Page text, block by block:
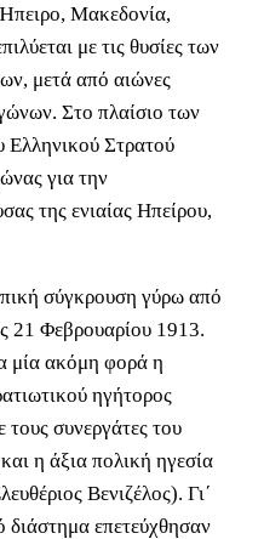
Μακεδονία,
με τις θυσίες των
μετά από αιώνες
Στο πλαίσιο των
Ελληνικού Στρατού
για την
της ενιαίας Ηπείρου,
σύγκρουση γύρω από
21 Φεβρουαρίου 1913.
μία ακόμη φορά η
ηγήτορος
συνεργάτες του
η άξια πολική ηγεσία
Βενιζέλος). Γι΄
διάστημα επετεύχθησαν